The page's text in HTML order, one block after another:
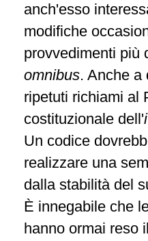
anch'esso
modifiche
provvedimenti più
omnibus. Anche a
ripetuti richiami al
costituzionale dell'
Un codice
realizzare una
dalla stabilità del
È innegabile che
hanno ormai reso